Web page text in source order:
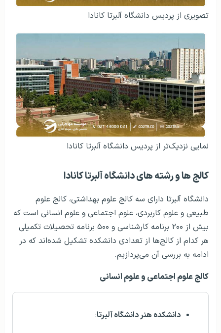
تصویری از پردیس دانشگاه آلبرتا کانادا
نمایی نزدیک‌تر از پردیس دانشگاه آلبرتا کانادا
کالج ها و رشته های دانشگاه آلبرتا کانادا
دانشگاه آلبرتا دارای سه کالج علوم بهداشتی، کالج علوم
طبیعی و علوم کاربردی، علوم اجتماعی و علوم انسانی است که
بیش از ۲۰۰ برنامه کارشناسی و ۵۰۰ برنامه تحصیلات تکمیلی
هر کدام از کالج‌ها از تعدادی دانشکده تشکیل شده‌اند که در
ادامه به بررسی آن می‌پردازیم.
کالج علوم اجتماعی و علوم انسانی
دانشکده هنر دانشگاه آلبرتا: